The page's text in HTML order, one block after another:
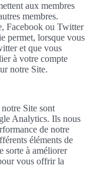
aux membres
membres.
Facebook ou Twitter
permet, lorsque vous
et que vous
à votre compte
notre Site.
Site sont
Analytics. Ils nous
de notre
éléments de
sorte à améliorer
vous offrir la